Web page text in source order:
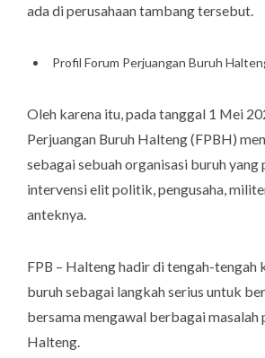
ada di perusahaan tambang tersebut.
Profil Forum Perjuangan Buruh
Oleh karena itu, pada tanggal 1 Mei
Perjuangan Buruh Halteng (FPBH)
sebagai sebuah organisasi buruh
intervensi elit politik, pengusaha,
anteknya.
FPB – Halteng hadir di tengah-tengah
buruh sebagai langkah serius untuk
bersama mengawal berbagai masalah
Halteng.